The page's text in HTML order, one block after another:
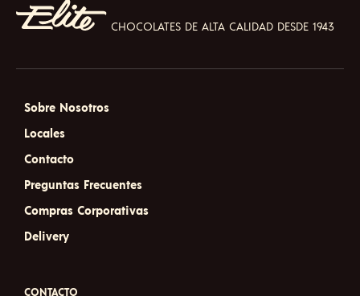
CHOCOLATES DE ALTA CALIDAD DESDE 1943
Sobre Nosotros
Locales
Contacto
Preguntas Frecuentes
Compras Corporativas
Delivery
CONTACTO